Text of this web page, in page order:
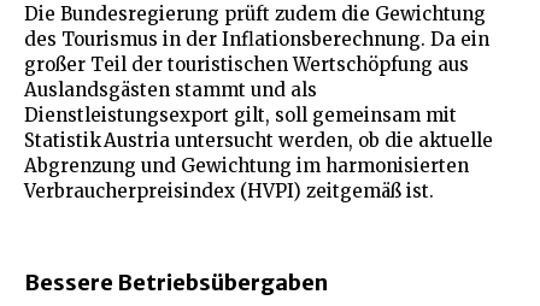
Die Bundesregierung prüft zudem die Gewichtung
des Tourismus in der Inflationsberechnung. Da ein
großer Teil der touristischen Wertschöpfung aus
Auslandsgästen stammt und als
Dienstleistungsexport gilt, soll gemeinsam mit
Statistik Austria untersucht werden, ob die aktuelle
Abgrenzung und Gewichtung im harmonisierten
Verbraucherpreisindex (HVPI) zeitgemäß ist.
Bessere Betriebsübergaben